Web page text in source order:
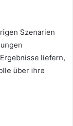
Szenarien
liefern,
über ihre